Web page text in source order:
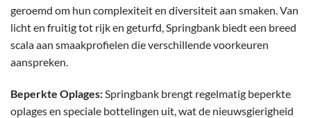
geroemd om hun complexiteit en diversiteit aan smaken. Van
licht en fruitig tot rijk en geturfd, Springbank biedt een breed
scala aan smaakprofielen die verschillende voorkeuren
aanspreken.
Beperkte Oplages: Springbank brengt regelmatig beperkte
oplages en speciale bottelingen uit, wat de nieuwsgierigheid